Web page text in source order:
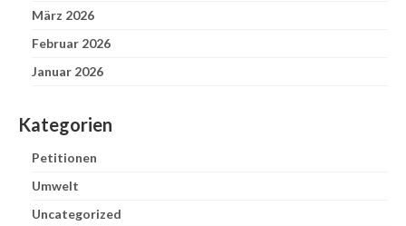
März 2026
Februar 2026
Januar 2026
Kategorien
Petitionen
Umwelt
Uncategorized